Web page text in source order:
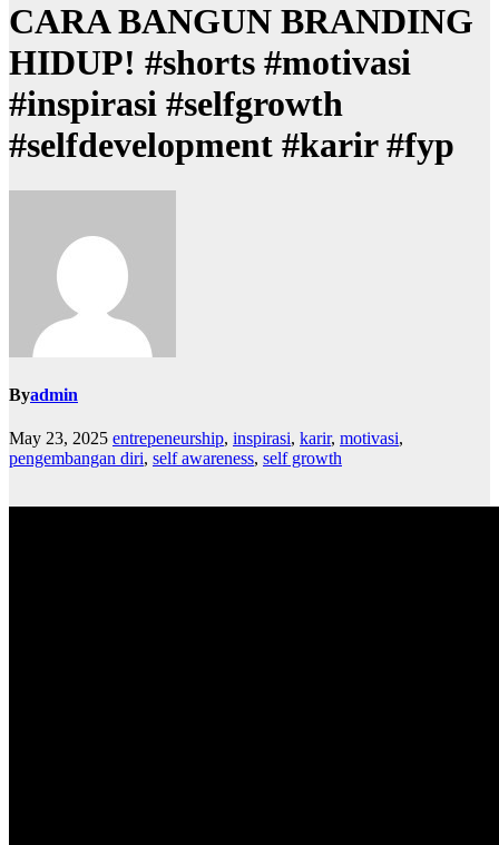
CARA BANGUN BRANDING
HIDUP! #shorts #motivasi
#inspirasi #selfgrowth
#selfdevelopment #karir #fyp
Byadmin
May 23, 2025 entrepeneurship, inspirasi, karir, motivasi,
pengembangan diri, self awareness, self growth